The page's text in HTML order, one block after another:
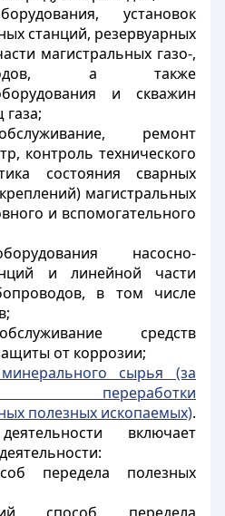
установок
станций, резервуарных
магистральных газо-,
а также
и скважин
ремонт
контроль технического
состояния сварных
магистральных
и вспомогательного
насосно-
и линейной части
в том числе
средств
от коррозии;
сырья (за
переработки
полезных ископаемых).
включает
передела полезных